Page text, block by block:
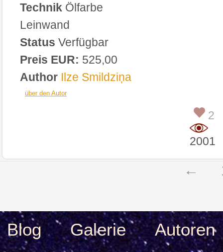
Technik Ölfarbe
Leinwand
Status Verfügbar
Preis EUR: 525,00
Author Ilze Smildziņa
über den Autor
2
2001
←
Blog Galerie
Autoren